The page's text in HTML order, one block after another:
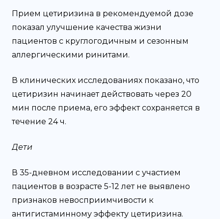
Прием цетиризина в рекомендуемой дозе
показал улучшение качества жизни
пациентов с круглогодичным и сезонным
аллергическими ринитами.
В клинических исследованиях показано, что
цетиризин начинает действовать через 20
мин после приема, его эффект сохраняется в
течение 24 ч.
Дети
В 35-дневном исследовании с участием
пациентов в возрасте 5-12 лет не выявлено
признаков невосприимчивости к
антигистаминному эффекту цетиризина.